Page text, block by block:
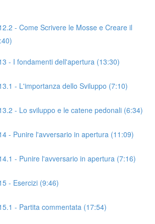
- Come Scrivere le Mosse e Creare il
- I fondamenti dell'apertura (13:30)
- L'importanza dello Sviluppo (7:10)
- Lo sviluppo e le catene pedonali (6:34)
- Punire l'avversario in apertura (11:09)
- Punire l'avversario in apertura (7:16)
- Esercizi (9:46)
- Partita commentata (17:54)